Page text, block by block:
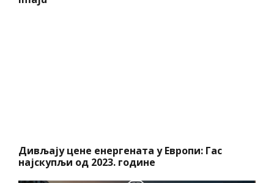
Дивљају цене енергената у Европи: Гас
најскупљи од 2023. године